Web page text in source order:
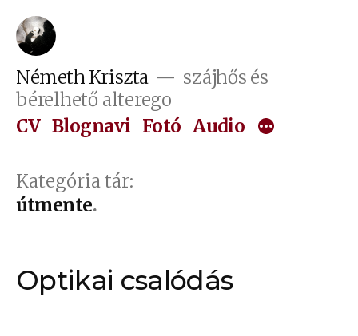
Tartalomhoz
Németh Kriszta
szájhős és
bérelhető alterego
CV Blognavi Fotó Audio
Kategória tár:
útmente
Optikai csalódás